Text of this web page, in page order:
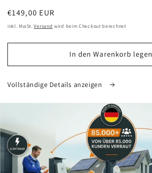
Normaler
Preis
€149,00 EUR
inkl. MwSt.Versand wird beim Checkout berechnet
In den Warenkorb legen
Vollständige Details anzeigen